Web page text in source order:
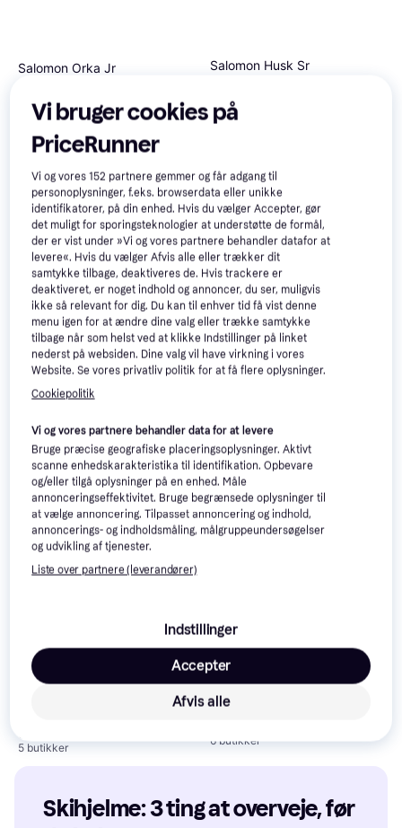
Salomon Orka Jr
299 kr.
9+ butikker
Salomon Husk Sr
Eller 3 betalinger af 150 kr.
9+ butikker
Salomon Icon LT
9+ butikker
POC Fornix MIPS Skihjelm
Pargasite Green Matt
4 butikker
Trender
POC POCito Obex MIPS Ski
Helmet - Orange
Skihjelm, Junior, Indbygget
5 butikker
Trender
Salomon Husk Pro Mips Black
(L L)
Skihjelm, Dame, Unisex, Herre,
800 kr.
6 butikker
Skihjelme: 3 ting at overveje, før
Vi bruger cookies på
PriceRunner
Vi og vores152 partnere gemmer og får adgang til
personoplysninger, f.eks. browserdata eller unikke
identifikatorer, på din enhed. Hvis du vælger Accepter, gør
det muligt for sporingsteknologier at understøtte de formål,
der er vist under »Vi og vores partnere behandler datafor at
levere«. Hvis du vælger Afvis alle eller trækker dit
samtykke tilbage, deaktiveres de. Hvis trackere er
deaktiveret, er noget indhold og annoncer, du ser, muligvis
ikke så relevant for dig. Du kan til enhver tid få vist denne
menu igen for at ændre dine valg eller trække samtykke
tilbage når som helst ved at klikke Indstillinger på linket
nederst på websiden. Dine valg vil have virkning i vores
Website. Se vores privatliv politik for at få flere oplysninger.
Cookiepolitik
Vi og vores partnere behandler data for at levere
Bruge præcise geografiske placeringsoplysninger. Aktivt
scanne enhedskarakteristika til identifikation. Opbevare
og/eller tilgå oplysninger på en enhed. Måle
annonceringseffektivitet. Bruge begrænsede oplysninger til
at vælge annoncering. Tilpasset annoncering og indhold,
annoncerings- og indholdsmåling, målgruppeundersøgelser
og udvikling af tjenester.
Liste over partnere (leverandører)
Indstillinger
Afvis alle
Accepter